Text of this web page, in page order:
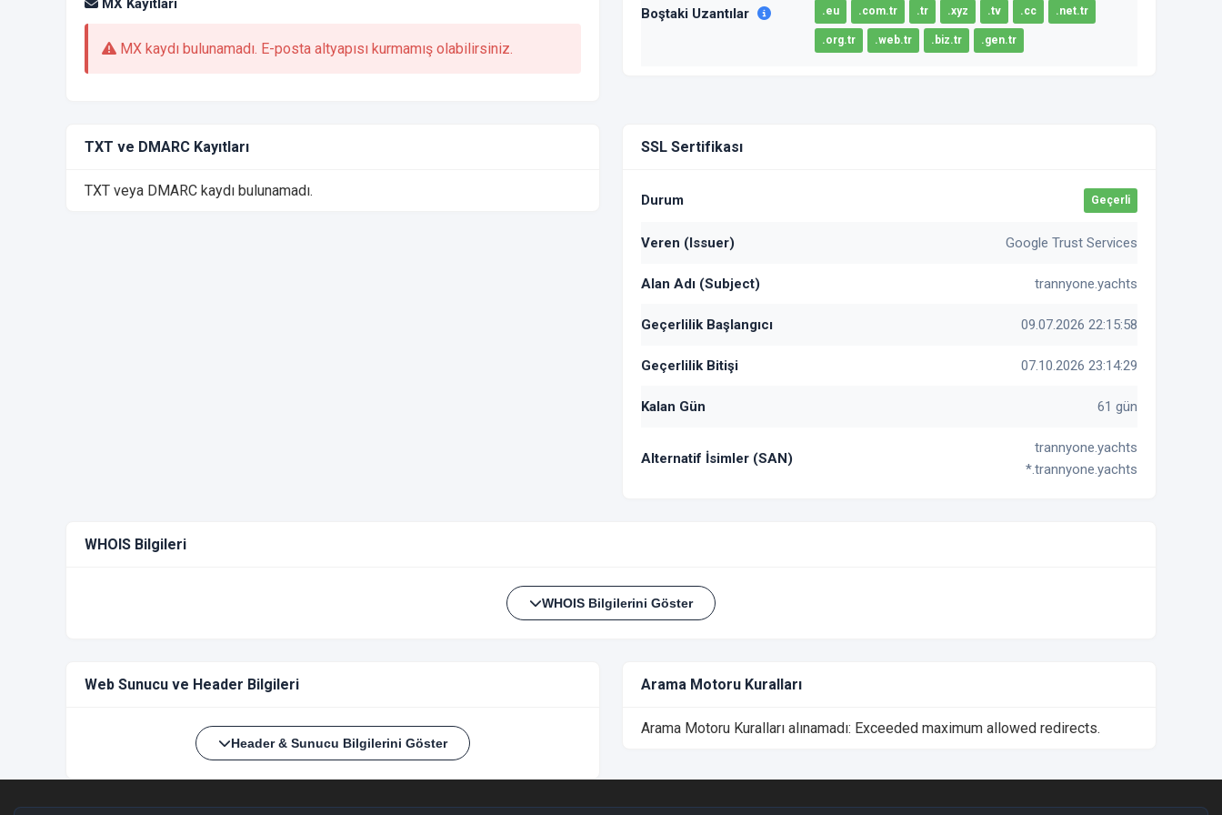
MX Kayıtları
MX kaydı bulunamadı. E-posta altyapısı kurmamış olabilirsiniz.
Boştaki Uzantılar .eu .com.tr .tr .xyz .tv .cc .net.tr
.org.tr .web.tr .biz.tr .gen.tr
TXT ve DMARC Kayıtları
TXT veya DMARC kaydı bulunamadı.
SSL Sertifikası
Durum Geçerli
Veren (Issuer) Google Trust Services
Alan Adı (Subject) trannyone.yachts
Geçerlilik Başlangıcı 09.07.2026 22:15:58
Geçerlilik Bitişi 07.10.2026 23:14:29
Kalan Gün 61 gün
Alternatif İsimler (SAN)
trannyone.yachts
*.trannyone.yachts
WHOIS Bilgileri
WHOIS Bilgilerini Göster
Web Sunucu ve Header Bilgileri
Header & Sunucu Bilgilerini Göster
Arama Motoru Kuralları
Arama Motoru Kuralları alınamadı: Exceeded maximum allowed redirects.